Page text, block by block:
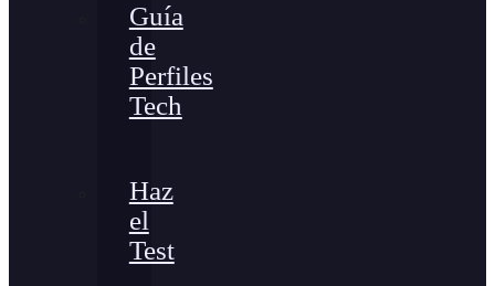
Guía
de
Perfiles
Tech
Haz
el
Test